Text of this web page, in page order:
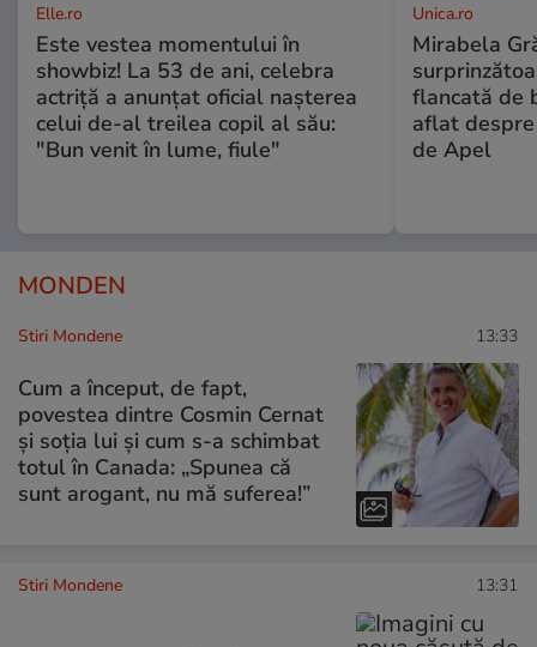
Elle.ro
Este vestea momentului în
showbiz! La 53 de ani, celebra
actriță a anunțat oficial nașterea
celui de-al treilea copil al său:
"Bun venit în lume, fiule"
Unica.ro
Mirabela
flancată de
aflat
de Apel
MONDEN
Stiri Mondene 13:33
Cum a început, de fapt,
povestea dintre Cosmin Cernat
și soția lui și cum s-a schimbat
totul în Canada: „Spunea că
sunt arogant, nu mă suferea!”
Stiri Mondene 13:31